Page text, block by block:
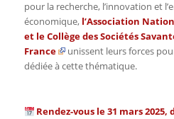
pour la recherche, l’innovation et
économique, l’Association
et leCollège des Sociétés
France
unissent leurs forces
dédiée à cette thématique.
Rendez-vous le 31 mars 2025,